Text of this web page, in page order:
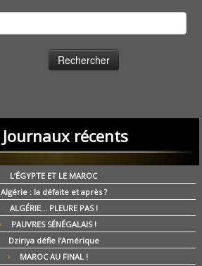
Journaux récents
L’ÉGYPTE ET LE MAROC
Algérie : la défaite et après ?
ALGÉRIE… PLEURE PAS !
PAUVRES SÉNÉGALAIS !
Dziriya défie l’Amérique
MAROC AU FINAL !